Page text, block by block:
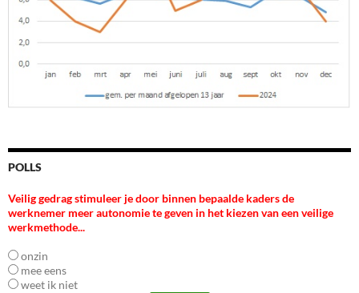
POLLS
Veilig gedrag stimuleer je door binnen bepaalde kaders de
werknemer meer autonomie te geven in het kiezen van een veilige
werkmethode...
onzin
mee eens
weet ik niet